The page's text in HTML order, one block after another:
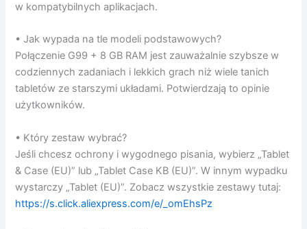
w kompatybilnych aplikacjach.
• Jak wypada na tle modeli podstawowych?
Połączenie G99 + 8 GB RAM jest zauważalnie szybsze w
codziennych zadaniach i lekkich grach niż wiele tanich
tabletów ze starszymi układami. Potwierdzają to opinie
użytkowników.
• Który zestaw wybrać?
Jeśli chcesz ochrony i wygodnego pisania, wybierz „Tablet
& Case (EU)” lub „Tablet Case KB (EU)”. W innym wypadku
wystarczy „Tablet (EU)”. Zobacz wszystkie zestawy tutaj:
https://s.click.aliexpress.com/e/_omEhsPz